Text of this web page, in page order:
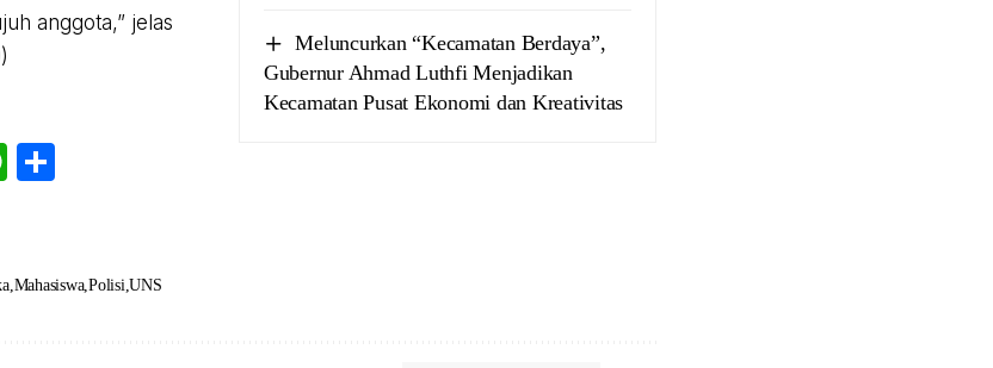
Meluncurkan “Kecamatan Berdaya”,
Gubernur Ahmad Luthfi Menjadikan
Kecamatan Pusat Ekonomi dan Kreativitas
anggota,” jelas
WhatsApp
Mahasiswa Polisi UNS